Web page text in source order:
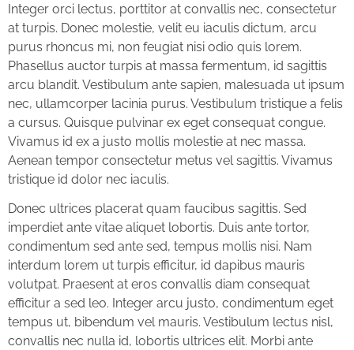
Integer orci lectus, porttitor at convallis nec, consectetur
at turpis. Donec molestie, velit eu iaculis dictum, arcu
purus rhoncus mi, non feugiat nisi odio quis lorem.
Phasellus auctor turpis at massa fermentum, id sagittis
arcu blandit. Vestibulum ante sapien, malesuada ut ipsum
nec, ullamcorper lacinia purus. Vestibulum tristique a felis
a cursus. Quisque pulvinar ex eget consequat congue.
Vivamus id ex a justo mollis molestie at nec massa.
Aenean tempor consectetur metus vel sagittis. Vivamus
tristique id dolor nec iaculis.
Donec ultrices placerat quam faucibus sagittis. Sed
imperdiet ante vitae aliquet lobortis. Duis ante tortor,
condimentum sed ante sed, tempus mollis nisi. Nam
interdum lorem ut turpis efficitur, id dapibus mauris
volutpat. Praesent at eros convallis diam consequat
efficitur a sed leo. Integer arcu justo, condimentum eget
tempus ut, bibendum vel mauris. Vestibulum lectus nisl,
convallis nec nulla id, lobortis ultrices elit. Morbi ante